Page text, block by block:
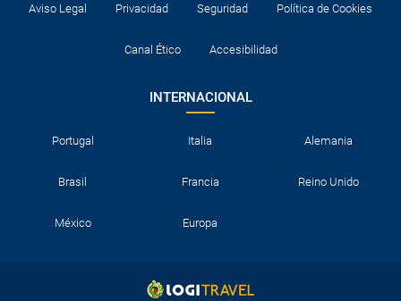
Aviso Legal Privacidad Seguridad Política de Cookies
Canal Ético Accesibilidad
INTERNACIONAL
Portugal Italia Alemania
Brasil Francia Reino Unido
México Europa